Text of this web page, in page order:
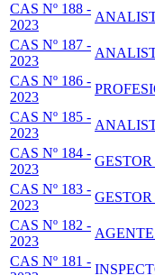
CAS Nº 188 -
2023
CAS Nº 187 -
2023
CAS Nº 186 -
2023
CAS Nº 185 -
2023
CAS Nº 184 -
2023
CAS Nº 183 -
2023
CAS Nº 182 -
2023
CAS Nº 181 -